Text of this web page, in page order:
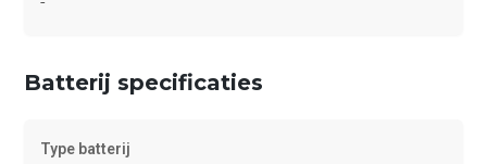
Batterij specificaties
Type batterij